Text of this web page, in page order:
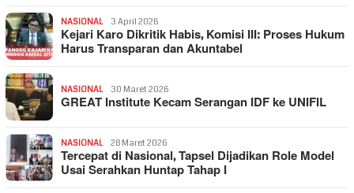
NASIONAL 3 April 2026
Kejari Karo Dikritik Habis, Komisi III: Proses Hukum
Harus Transparan dan Akuntabel
NASIONAL 30 Maret 2026
GREAT Institute Kecam Serangan IDF ke UNIFIL
NASIONAL 28 Maret 2026
Tercepat di Nasional, Tapsel Dijadikan Role Model
Usai Serahkan Huntap Tahap I